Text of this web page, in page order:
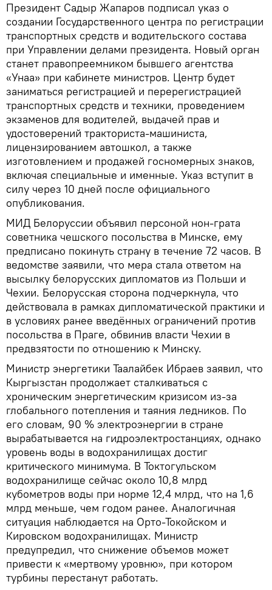
Президент Садыр Жапаров подписал указ о
создании Государственного центра по регистрации
транспортных средств и водительского состава
при Управлении делами президента. Новый орган
станет правопреемником бывшего агентства
«Унаа» при кабинете министров. Центр будет
заниматься регистрацией и перерегистрацией
транспортных средств и техники, проведением
экзаменов для водителей, выдачей прав и
удостоверений тракториста-машиниста,
лицензированием автошкол, а также
изготовлением и продажей госномерных знаков,
включая специальные и именные. Указ вступит в
силу через 10 дней после официального
опубликования.
МИД Белоруссии объявил персоной нон-грата
советника чешского посольства в Минске, ему
предписано покинуть страну в течение 72 часов. В
ведомстве заявили, что мера стала ответом на
высылку белорусских дипломатов из Польши и
Чехии. Белорусская сторона подчеркнула, что
действовала в рамках дипломатической практики и
в условиях ранее введённых ограничений против
посольства в Праге, обвинив власти Чехии в
предвзятости по отношению к Минску.
Министр энергетики Таалайбек Ибраев заявил, что
Кыргызстан продолжает сталкиваться с
хроническим энергетическим кризисом из-за
глобального потепления и таяния ледников. По
его словам, 90 % электроэнергии в стране
вырабатывается на гидроэлектростанциях, однако
уровень воды в водохранилищах достиг
критического минимума. В Токтогульском
водохранилище сейчас около 10,8 млрд
кубометров воды при норме 12,4 млрд, что на 1,6
млрд меньше, чем годом ранее. Аналогичная
ситуация наблюдается на Орто-Токойском и
Кировском водохранилищах. Министр
предупредил, что снижение объемов может
привести к «мертвому уровню», при котором
турбины перестанут работать.